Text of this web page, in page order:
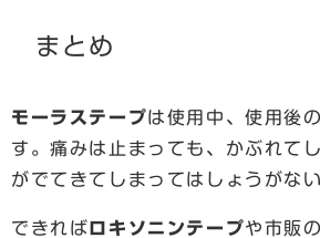
まとめ
モーラステープは使用中、使用後
す。痛みは止まっても、かぶれて
がでてきてしまってはしょうがな
できれば ロキソニンテープや市販の